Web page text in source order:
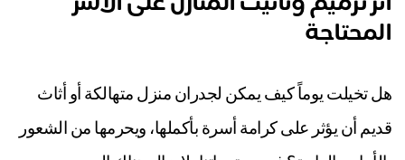
تخيلت يوماً كيف يمكن لجدران منزل متهالكة أو أثاث
أن يؤثر على كرامة أسرة بأكملها، ويحرمها من الشعور